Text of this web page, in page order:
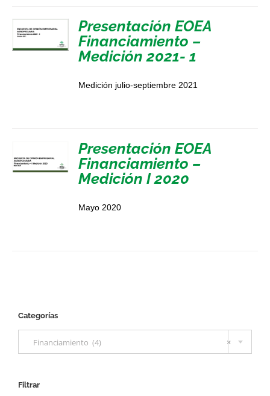
Presentación EOEA
Financiamiento –
Medición 2021- 1
Medición julio-septiembre 2021
Presentación EOEA
Financiamiento –
Medición I 2020
Mayo 2020
Categorías
×
Financiamiento (4)
Filtrar